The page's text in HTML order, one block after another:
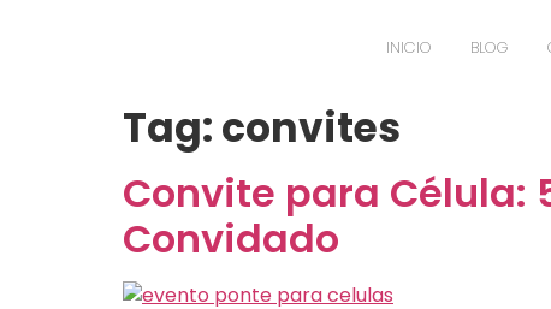
INICIO BLOG
Tag:convites
Convite para Célula:
Convidado